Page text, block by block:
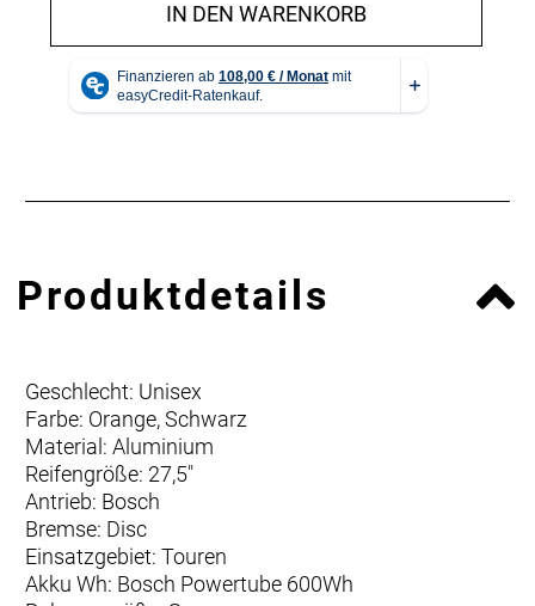
IN DEN WARENKORB
Produktdetails
Geschlecht: Unisex
Farbe: Orange, Schwarz
Material: Aluminium
Reifengröße: 27,5"
Antrieb: Bosch
Bremse: Disc
Einsatzgebiet: Touren
Akku Wh: Bosch Powertube 600Wh